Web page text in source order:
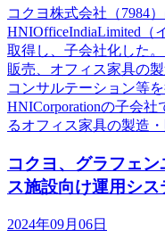
コクヨ株式会社（7984）
HNIOfficeIndiaLimited（
取得し、子会社化した
販売、オフィス家具の
コンサルテーション等
HNICorporationの子会
るオフィス家具の製造
コクヨ、グラフェ
ス施設向け運用シ
2024年09月06日